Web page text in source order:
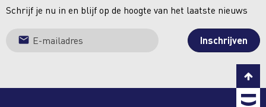
Schrijf je nu in en blijf op de hoogte van het laatste nieuws